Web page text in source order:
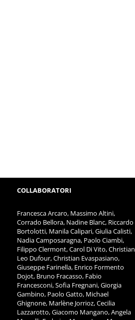
COLLABORATORI
Francesca Arcaro, Massimo Altini,
Corrado Bellora, Nadine Blanc, Riccardo
Bortolotti, Manila Calipari, Giulia Calisti,
Nadia Camposaragna, Paolo Ciambi,
Filippo Clermont, Carol Di Vito, Christian
Leo Dufour, Christian Evaspasiano,
Giuseppe Farinella, Enrico Formento
Dojot, Bruno Fracasso, Fabio
Francesconi, Sofia Fregnani, Giorgia
Gambino, Paolo Gatto, Michael
Ghignone, Marlène Jorrioz, Cecilia
Lazzarotto, Giacomo Mangano, Angela